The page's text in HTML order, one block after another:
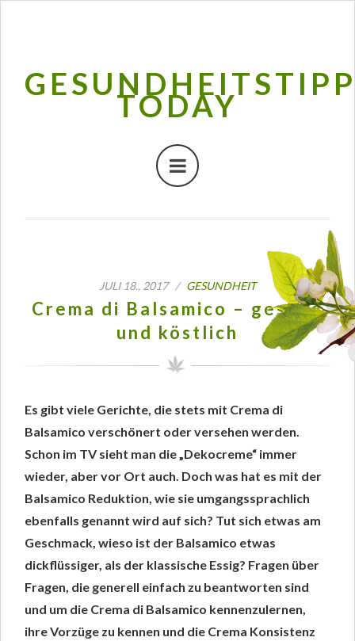
TODAY
JULI 18., 2017 / GESUNDHEIT
Crema di Balsamico – gesund
und köstlich
Es gibt viele Gerichte, die stets mit Crema di
Balsamico verschönert oder versehen werden.
Schon im TV sieht man die „Dekocreme“ immer
wieder, aber vor Ort auch. Doch was hat es mit der
Balsamico Reduktion, wie sie umgangssprachlich
ebenfalls genannt wird auf sich? Tut sich etwas am
Geschmack, wieso ist der Balsamico etwas
dickflüssiger, als der klassische Essig? Fragen über
Fragen, die generell einfach zu beantworten sind
und um die Crema di Balsamico kennenzulernen,
ihre Vorzüge zu kennen und die Crema Konsistenz